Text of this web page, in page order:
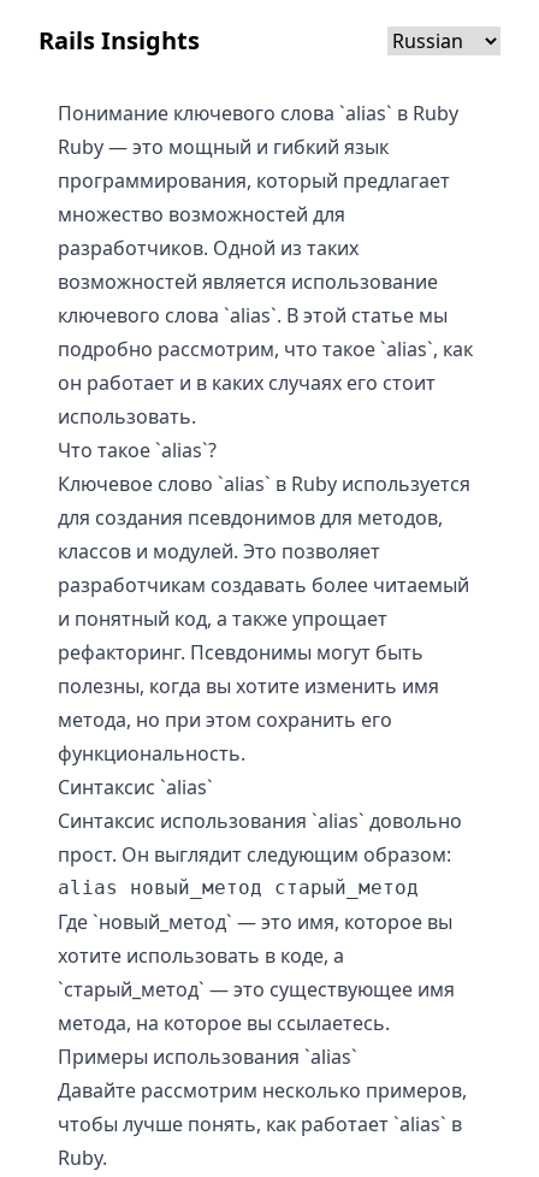
Rails Insights
Понимание ключевого слова `alias` в Ruby
Ruby — это мощный и гибкий язык
программирования, который предлагает
множество возможностей для
разработчиков. Одной из таких
возможностей является использование
ключевого слова `alias`. В этой статье мы
подробно рассмотрим, что такое `alias`, как
он работает и в каких случаях его стоит
использовать.
Что такое `alias`?
Ключевое слово `alias` в Ruby используется
для создания псевдонимов для методов,
классов и модулей. Это позволяет
разработчикам создавать более читаемый
и понятный код, а также упрощает
рефакторинг. Псевдонимы могут быть
полезны, когда вы хотите изменить имя
метода, но при этом сохранить его
функциональность.
Синтаксис `alias`
Синтаксис использования `alias` довольно
прост. Он выглядит следующим образом:
alias новый_метод старый_метод
Где `новый_метод` — это имя, которое вы
хотите использовать в коде, а
`старый_метод` — это существующее имя
метода, на которое вы ссылаетесь.
Примеры использования `alias`
Давайте рассмотрим несколько примеров,
чтобы лучше понять, как работает `alias` в
Ruby.